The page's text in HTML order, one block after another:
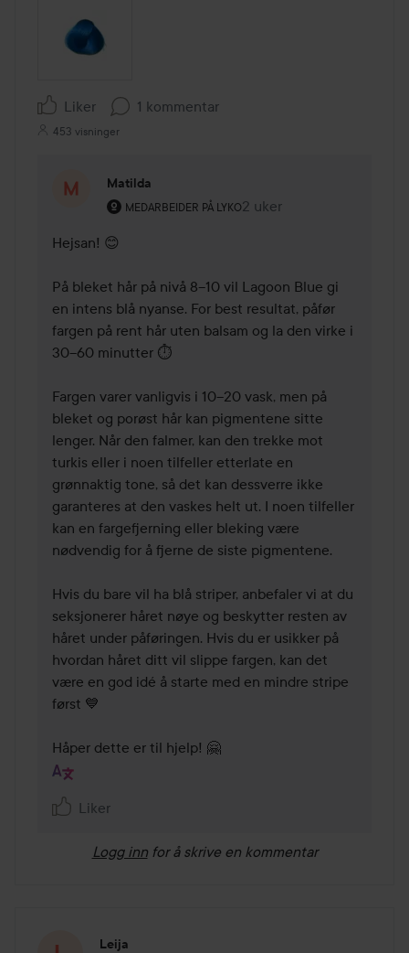
Liker 1 kommentar
453 visninger
Matilda
MEDARBEIDER PÅ LYKO
Brukerens rolle: Medarbeider på Lyko.
2 uker
Kommentaren lades 2
Hejsan! 😊
På bleket hår på nivå 8–10 vil Lagoon Blue gi
en intens blå nyanse. For best resultat, påfør
fargen på rent hår uten balsam og la den virke i
30–60 minutter ⏱️
Fargen varer vanligvis i 10–20 vask, men på
bleket og porøst hår kan pigmentene sitte
lenger. Når den falmer, kan den trekke mot
turkis eller i noen tilfeller etterlate en
grønnaktig tone, så det kan dessverre ikke
garanteres at den vaskes helt ut. I noen tilfeller
kan en fargefjerning eller bleking være
nødvendig for å fjerne de siste pigmentene.
Hvis du bare vil ha blå striper, anbefaler vi at du
seksjonerer håret nøye og beskytter resten av
håret under påføringen. Hvis du er usikker på
hvordan håret ditt vil slippe fargen, kan det
være en god idé å starte med en mindre stripe
først 💙
Håper dette er til hjelp! 🤗
Liker
Logg inn for å skrive en kommentar
Leija